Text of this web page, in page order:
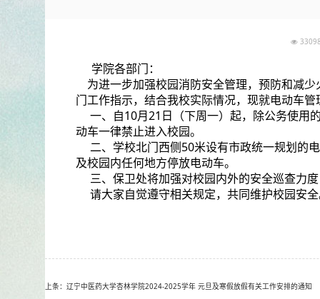
学院各部门：
为进一步加强校园消防安全管理，预防和减
门工作指示，结合我校实际情况，现就电动车
一、自10月21日（下周一）起，除公务使用
动车一律禁止进入校园。
二、学校北门西侧50米设有市政统一规划的
及校园内任何地方停放电动车。
三、保卫处将加强对校园内外的安全巡查
请大家自觉遵守相关规定，共同维护校园安
上条：辽宁中医药大学杏林学院2024-2025学年 元旦及寒假放假有关工作安排的通知